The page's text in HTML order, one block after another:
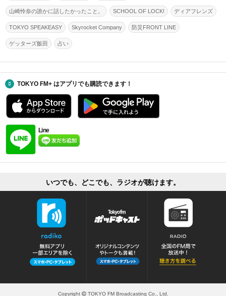
山崎怜奈の誰かに話したかったこと。 SCHOOL OF LOCK! ディアフレンズ
TOKYO SPEAKEASY Skyrocket Company 防災FRONT LINE
ゲッターズ飯田 占い
TOKYO FM+ はアプリでも購読できます！
Line
いつでも、どこでも、ラジオが聴けます。
Copyright TOKYO FM Broadcasting Co., Ltd.